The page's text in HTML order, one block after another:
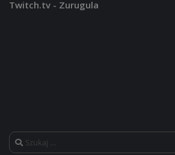
Twitch.tv - Zurugula
Szukaj: